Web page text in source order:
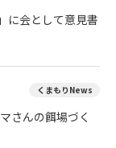
に会として意見書
くまもりNews
さんの餌場づく